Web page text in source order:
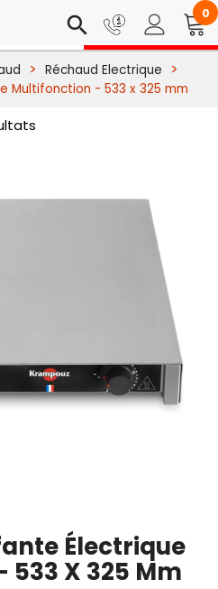
search 0
Réchaud Electrique
Multifonction - 533 x 325 mm
Électrique
X 325 Mm